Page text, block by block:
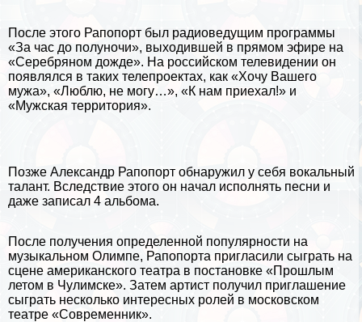
После этого Рапопорт был радиоведущим программы
«За час до полуночи», выходившей в прямом эфире на
«Серебряном дожде». На российском телевидении он
появлялся в таких телепроектах, как «Хочу Вашего
мужа», «Люблю, не могу…», «К нам приехал!» и
«Мужская территория».
Позже Александр Рапопорт обнаружил у себя вокальный
талант. Вследствие этого он начал исполнять песни и
даже записал 4 альбома.
После получения определенной популярности на
музыкальном Олимпе, Рапопорта пригласили сыграть на
сцене американского театра в постановке «Прошлым
летом в Чулимске». Затем артист получил приглашение
сыграть несколько интересных ролей в московском
театре «Современник».